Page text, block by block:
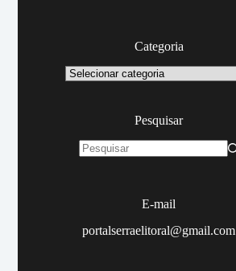
Categoria
Categoria
Pesquisar
E-mail
portalserraelitoral@gmail.com